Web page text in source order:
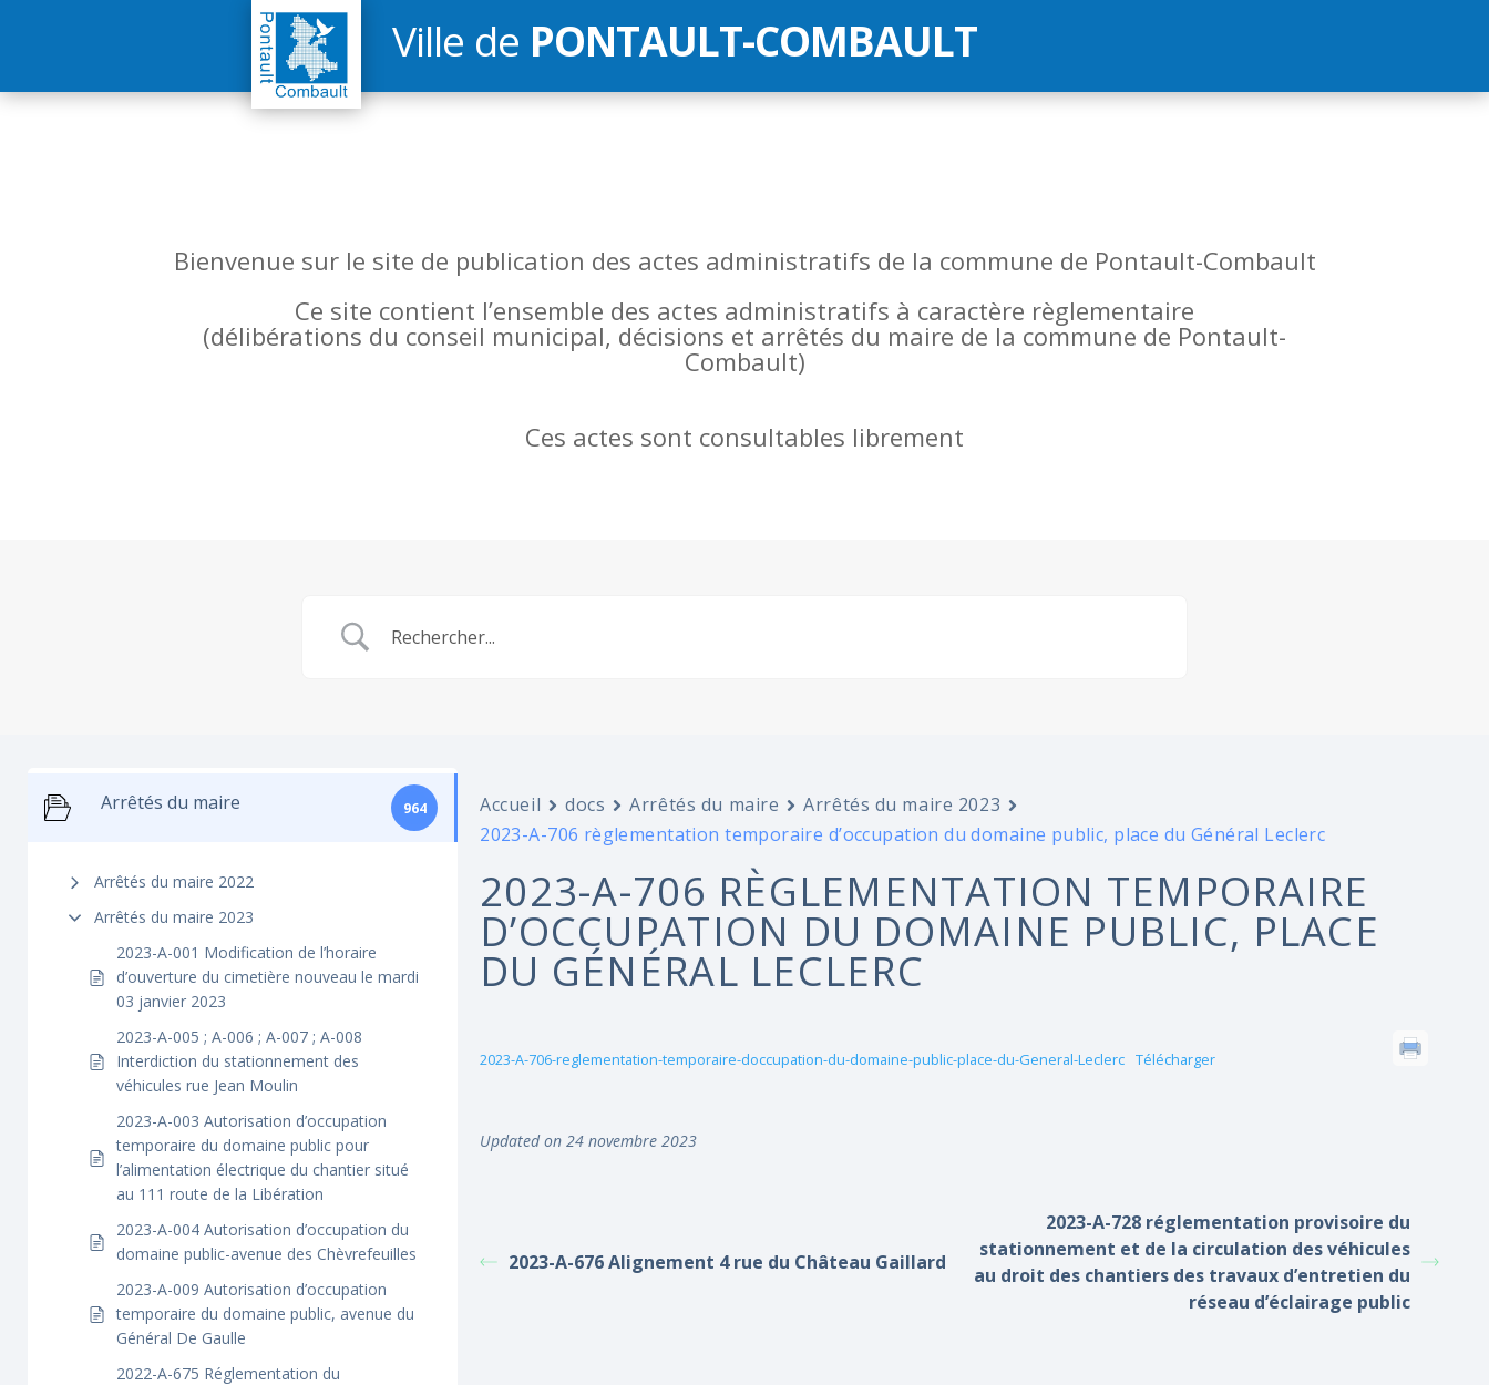
Ville de PONTAULT-COMBAULT
Bienvenue sur le site de publication des actes administratifs de la commune de Pontault-Combault
Ce site contient l’ensemble des actes administratifs à caractère règlementaire
(délibérations du conseil municipal, décisions et arrêtés du maire de la commune de Pontault-
Combault)
Ces actes sont consultables librement
Arrêtés du maire 964
Arrêtés du maire 2022
Arrêtés du maire 2023
2023-A-001 Modification de l’horaire
d’ouverture du cimetière nouveau le mardi
03 janvier 2023
2023-A-005 ; A-006 ; A-007 ; A-008
Interdiction du stationnement des
véhicules rue Jean Moulin
2023-A-003 Autorisation d’occupation
temporaire du domaine public pour
l’alimentation électrique du chantier situé
au 111 route de la Libération
2023-A-004 Autorisation d’occupation du
domaine public-avenue des Chèvrefeuilles
2023-A-009 Autorisation d’occupation
temporaire du domaine public, avenue du
Général De Gaulle
2022-A-675 Réglementation du
Accueil docs Arrêtés du maire
Arrêtés du maire 2023
2023-A-706 règlementation temporaire d’occupation du domaine public, place du Général Leclerc
2023-A-706 RÈGLEMENTATION TEMPORAIRE
D’OCCUPATION DU DOMAINE PUBLIC, PLACE
DU GÉNÉRAL LECLERC
2023-A-706-reglementation-temporaire-doccupation-du-domaine-public-place-du-General-Leclerc Télécharger
Updated on 24 novembre 2023
2023-A-676 Alignement 4 rue du Château Gaillard
2023-A-728 réglementation provisoire du
stationnement et de la circulation des véhicules
au droit des chantiers des travaux d’entretien du
réseau d’éclairage public